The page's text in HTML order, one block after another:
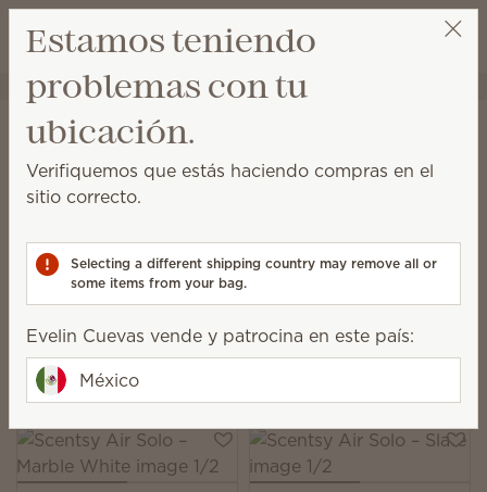
Lista de
Ver el carrito
Evelin Cuevas Obtener un enlace de beneficios
Difusores con Ventilador
Scentsy Air
instante en todos los ambientes
10 Resultados
Filter
Elige 1 producto Scentsy Air + 6 Canastillas, ahorra
Excluye productos con licencia y productos que son parte de un paquete.
Estamos teniendo
problemas con tu
ubicación.
Verifiquemos que estás haciendo compras en el
sitio correcto.
Selecting a different shipping country may remove all or
some items from your bag.
Evelin Cuevas vende y patrocina en este país:
México